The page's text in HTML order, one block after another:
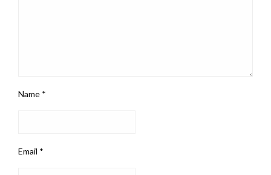
Name *
Email *